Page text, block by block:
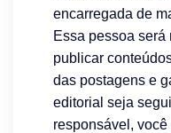
encarregada de
Essa pessoa
publicar
das postagens e
editorial seja
responsável,